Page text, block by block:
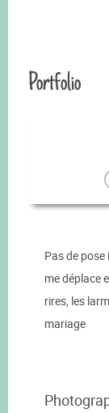
Portfolio
Pas de
me déplace
rires, les
mariage